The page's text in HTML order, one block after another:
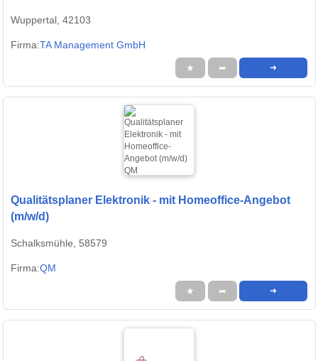
Wuppertal, 42103
Firma:TA Management GmbH
★ ➦ ➜
Qualitätsplaner Elektronik - mit Homeoffice-Angebot
(m/w/d)
Schalksmühle, 58579
Firma:QM
★ ➦ ➜